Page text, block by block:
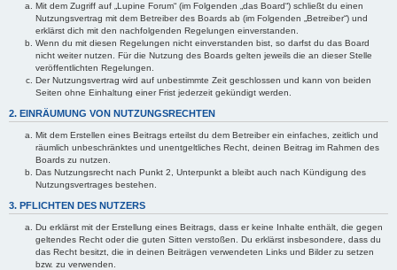
Mit dem Zugriff auf „Lupine Forum“ (im Folgenden „das Board“) schließt du einen
Nutzungsvertrag mit dem Betreiber des Boards ab (im Folgenden „Betreiber“) und
erklärst dich mit den nachfolgenden Regelungen einverstanden.
Wenn du mit diesen Regelungen nicht einverstanden bist, so darfst du das Board
nicht weiter nutzen. Für die Nutzung des Boards gelten jeweils die an dieser Stelle
veröffentlichten Regelungen.
Der Nutzungsvertrag wird auf unbestimmte Zeit geschlossen und kann von beiden
Seiten ohne Einhaltung einer Frist jederzeit gekündigt werden.
2. EINRÄUMUNG VON NUTZUNGSRECHTEN
Mit dem Erstellen eines Beitrags erteilst du dem Betreiber ein einfaches, zeitlich und
räumlich unbeschränktes und unentgeltliches Recht, deinen Beitrag im Rahmen des
Boards zu nutzen.
Das Nutzungsrecht nach Punkt 2, Unterpunkt a bleibt auch nach Kündigung des
Nutzungsvertrages bestehen.
3. PFLICHTEN DES NUTZERS
Du erklärst mit der Erstellung eines Beitrags, dass er keine Inhalte enthält, die gegen
geltendes Recht oder die guten Sitten verstoßen. Du erklärst insbesondere, dass du
das Recht besitzt, die in deinen Beiträgen verwendeten Links und Bilder zu setzen
bzw. zu verwenden.